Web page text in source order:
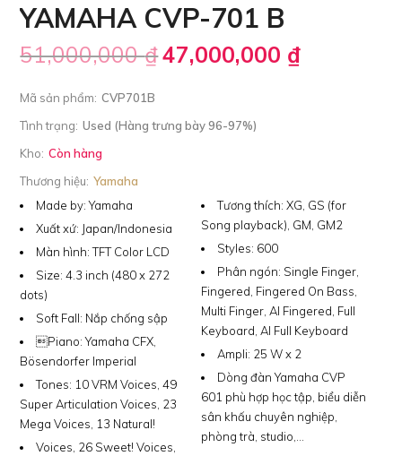
YAMAHA CVP-701 B
51,000,000₫47,000,000 ₫
Mã sản phẩm: CVP701B
Tình trạng: Used (Hàng trưng bày 96-97%)
Kho: Còn hàng
Thương hiệu: Yamaha
Made by:Yamaha
Xuất xứ: Japan/Indonesia
Màn hình:TFT Color LCD
Size: 4.3 inch (480 x 272
dots)
Soft Fall: Nắp chống sập
Piano:Yamaha CFX,
Bösendorfer Imperial
Tones: 10 VRM Voices, 49
Super Articulation Voices, 23
Mega Voices, 13 Natural!
Voices, 26 Sweet! Voices,
Tương thích: XG, GS (for
Song playback), GM, GM2
Styles: 600
Phân ngón: Single Finger,
Fingered, Fingered On Bass,
Multi Finger, AI Fingered, Full
Keyboard, AI Full Keyboard
Ampli: 25 W x 2
Dòng đàn Yamaha CVP
601 phù hợp học tập, biểu diễn
sân khấu chuyên nghiệp,
phòng trà, studio,…